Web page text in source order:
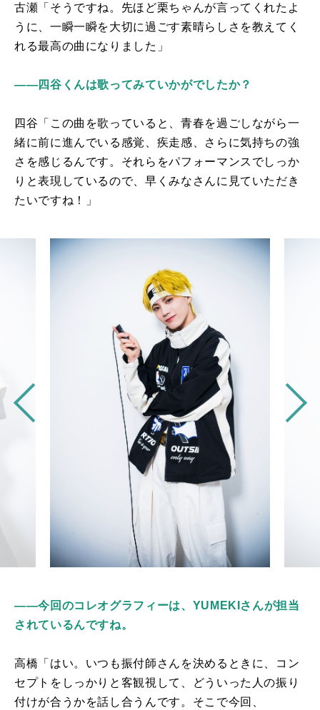
古瀬「そうですね。先ほど栗ちゃんが言ってくれたよ
うに、一瞬一瞬を大切に過ごす素晴らしさを教えてく
れる最高の曲になりました」
――四谷くんは歌ってみていかがでしたか？
四谷「この曲を歌っていると、青春を過ごしながら一
緒に前に進んでいる感覚、疾走感、さらに気持ちの強
さを感じるんです。それらをパフォーマンスでしっか
りと表現しているので、早くみなさんに見ていただき
たいですね！」
――今回のコレオグラフィーは、YUMEKIさんが担当
されているんですね。
高橋「はい。いつも振付師さんを決めるときに、コン
セプトをしっかりと客観視して、どういった人の振り
付けが合うかを話し合うんです。そこで今回、